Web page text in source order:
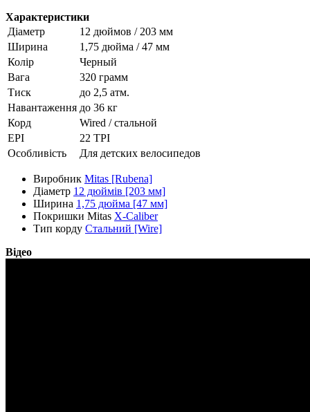
Характеристики
Діаметр
12 дюймов / 203 мм
Ширина
1,75 дюйма / 47 мм
Колір
Черный
Вага
320 грамм
Тиск
до 2,5 атм.
Навантаження до 36 кг
Корд
Wired / стальной
EPI
22 TPI
Особливість
Для детских велосипедов
Виробник Mitas [Rubena]
Діаметр 12 дюймів [203 мм]
Ширина 1,75 дюйма [47 мм]
Покришки Mitas X-Caliber
Тип корду Стальний [Wire]
Відео